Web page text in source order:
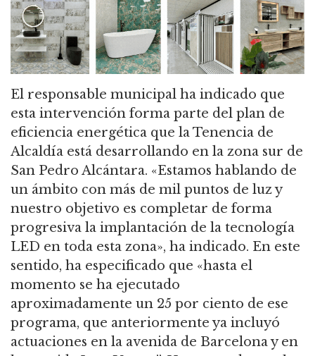
El responsable municipal ha indicado que
esta intervención forma parte del plan de
eficiencia energética que la Tenencia de
Alcaldía está desarrollando en la zona sur de
San Pedro Alcántara. «Estamos hablando de
un ámbito con más de mil puntos de luz y
nuestro objetivo es completar de forma
progresiva la implantación de la tecnología
LED en toda esta zona», ha indicado. En este
sentido, ha especificado que «hasta el
momento se ha ejecutado
aproximadamente un 25 por ciento de ese
programa, que anteriormente ya incluyó
actuaciones en la avenida de Barcelona y en